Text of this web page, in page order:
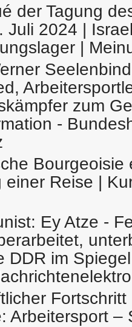
der Tagung
Juli 2024 |
|
zum
-
Bourgeoisie
Reise |
Ey Atze -
DDR im
Arbeitersport –